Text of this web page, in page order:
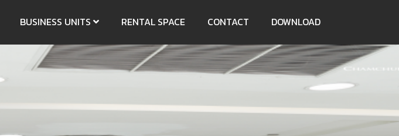
BUSINESS UNITS RENTAL SPACE CONTACT DOWNLOAD